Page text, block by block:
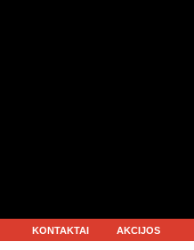
KONTAKTAI AKCIJOS